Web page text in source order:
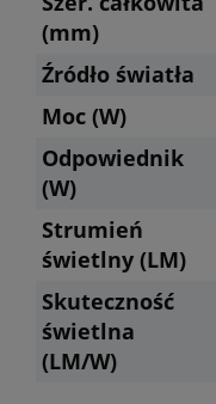
(mm)
Źródło światła
Moc (W)
Odpowiednik
(W)
Strumień
świetlny (LM)
Skuteczność
świetlna
(LM/W)